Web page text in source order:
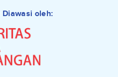
oleh: